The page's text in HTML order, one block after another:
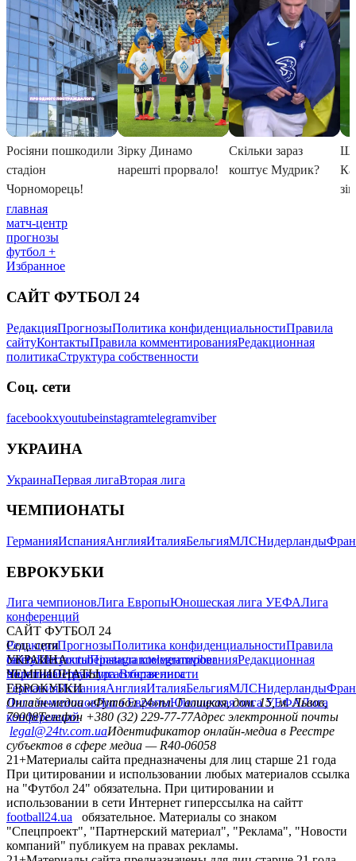
главная
матч-центр
прогнозы
футбол +
Избранное
САЙТ ФУТБОЛ 24
РедакцияПрогнозыПолитика конфиденциальностиПравила
сайтуКонтактыПравила комментированияРедакционная
политикаСтруктура собственности
Соц. сети
facebookxyoutubeinstagramtelegramviber
УКРАИНА
УкраинаПервая лигаВторая лига
ЧЕМПИОНАТЫ
ГерманияИспанияАнглияИталияБельгияМЛСНидерланды
ЕВРОКУБКИ
Лига чемпионовЛига ЕвропыЮношеская лига УЕФАЛига
конференций
САЙТ ФУТБОЛ 24
РедакцияПрогнозыПолитика конфиденциальностиПравила
сайтуКонтактыПравила комментированияРедакционная
политикаСтруктура собственности
Соц. сети
facebookxyoutubeinstagramtelegramviber
УКРАИНА
УкраинаПервая лигаВторая лига
ЧЕМПИОНАТЫ
ГерманияИспанияАнглияИталияБельгияМЛСНидерланды
ЕВРОКУБКИ
Лига чемпионовЛига ЕвропыЮношеская лига УЕФАЛига
конференций
Онлайн-медиа «Футбол 24»пл. Галицкая, дом. 15, м. Львов,
79008Телефон +380 (32) 229-77-77Адрес электронной почты
legal@24tv.com.uaИдентификатор онлайн-медиа в Реестре
субъектов в сфере медиа — R40-06058
21+Материалы сайта предназначены для лиц старше 21 года
При цитировании и использовании любых материалов ссылка
на "Футбол 24" обязательна. При цитировании и
использовании в сети Интернет гиперссылка на сайтт
football24.ua
обязательное. Материалы со знаком
"Спецпроект", "Партнерский материал", "Реклама", "Новости
компаний" публикуем на правах рекламы.